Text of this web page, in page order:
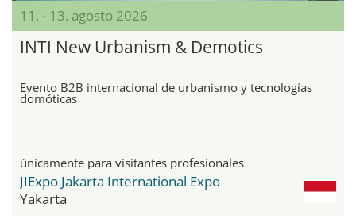
11. - 13. agosto 2026
INTI New Urbanism & Demotics
Evento B2B internacional de urbanismo y tecnologías
domóticas
únicamente para visitantes profesionales
JIExpo Jakarta International Expo
Yakarta